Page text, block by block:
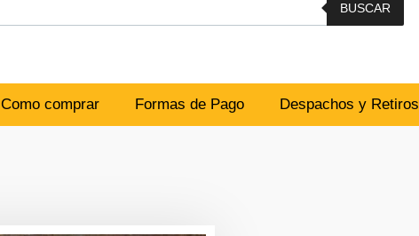
BUSCAR
Como comprar Formas de Pago Despachos y Retiros